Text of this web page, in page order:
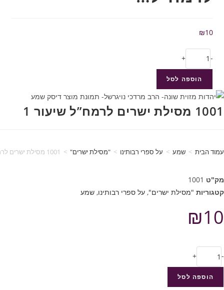
₪10
-
+
הוספה לסל
1001 מסילת ישרים לרמח”ל שיעור 1
עמוד הבית > שמע > על ספרי רבותינו > "מסילת ישרים" > 1001 מסילת ישרים לרמח”ל שיעור 1
מק"ט 1001
קטגוריות "מסילת ישרים", על ספרי רבותינו, שמע
₪10
-
+
הוספה לסל